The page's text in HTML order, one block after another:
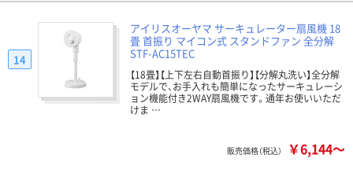
アイリスオーヤマ サーキュレーター扇風機 18
畳 首振り マイコン式 スタンドファン 全分解
STF-AC15TEC
【18畳】【上下左右自動首振り】【分解丸洗い】全分解
モデルで、お手入れも簡単になったサーキュレーシ
ョン機能付き2WAY扇風機です。通年お使いいただ
けま …
14
販売価格（税込） ￥6,144～